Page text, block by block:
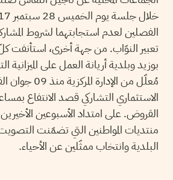
الفصلين لعدم استجابتهما لشروط
تعبير النوّاب. من جهة أخرى، استأنفت
بوزيد وبلدية أريانة العمل على
مُعلّل من
الاستثماري التشاركي قصد الانتفاع
القروض. على امتداد الأسبوعين
منتديات المواطنين التي تضمّنت
البلدية وانتخاب ممثّلين عن الأحياء.